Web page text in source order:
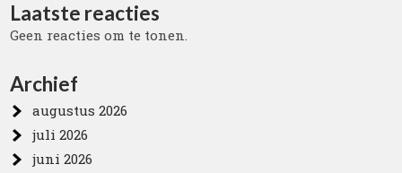
Laatste reacties
Geen reacties om te tonen.
Archief
augustus 2026
juli 2026
juni 2026